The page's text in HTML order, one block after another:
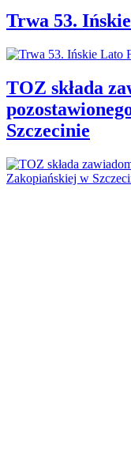
Trwa 53.
TOZ składa
Szczecinie